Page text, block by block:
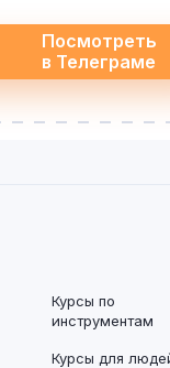
Посмотреть
в Телеграме
Курсы по
инструментам
Курсы для